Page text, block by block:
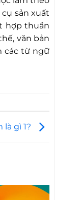
sản xuất
hợp thuần
văn bản
các từ ngữ
là gì 1?